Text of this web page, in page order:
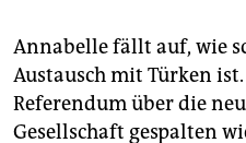
Annabelle fällt auf, wie
Austausch mit Türken
Referendum über die
Gesellschaft gespalten